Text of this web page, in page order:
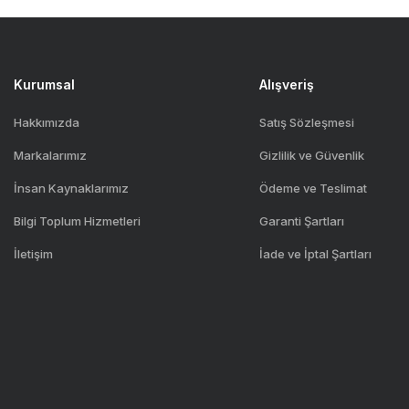
Kurumsal
Hakkımızda
Markalarımız
İnsan Kaynaklarımız
Bilgi Toplum Hizmetleri
İletişim
Alışveriş
Satış Sözleşmesi
Gizlilik ve Güvenlik
Ödeme ve Teslimat
Garanti Şartları
İade ve İptal Şartları